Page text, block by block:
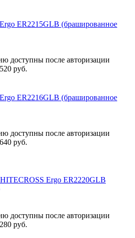
ER2215GLB (брашированное
доступны после авторизации
руб.
ER2216GLB (брашированное
доступны после авторизации
руб.
Ergo ER2220GLB
доступны после авторизации
руб.